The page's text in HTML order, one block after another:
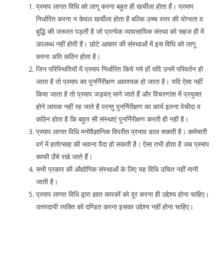
प्रमाप लागत विधि को लागू करना बहुत ही खर्चीला होता हैं। प्रमाप
निर्धारित करना न केवल खर्चीला होता है बल्कि उच्च स्तर की योग्यता व
बुद्धि की जरूरत पड़ती है जो प्रत्येक व्यावसायिक संस्था को सहज ही में
उपलब्ध नहीं होती हैं। छोटे आकार की संस्थाओं में इस विधि को लागू
करना अति कठिन होता है।
जिन परिस्थितियों में प्रमाप निर्धारित किये गये हों यदि उनमें परिवर्तन हो
जाता है तो प्रमाप का पुनर्निरीक्षण आवश्यक हो जाता है। यदि ऐसा नहीं
किया जाता है तो प्रमाप जड़वत् माने जाते हैं और विचरणांश में प्रयुक्त
होने लायक नहीं रह जाते है परन्तु पुनर्निरीक्षण का कार्य इतना पेचीदा व
कठिन होता है कि बहुत सी संस्थाएं पुनर्निरीक्षण करती ही नहीं है।
प्रमाप लागत विधि मनोवैज्ञानिक विपरीत प्रभाव डाल सकती है। कर्मचारी
वर्ग में हतोत्साह की भावना पैदा हो सकती है। ऐसा तभी होता है जब प्रमाप
काफी उँचे रखे जाते हैं।
सभी प्रकार की औद्योगिक संस्थाओं के लिए यह विधि उचित नहीं मानी
जाती है।
प्रमाप लागत विधि द्वारा ज्ञात कारकों को दूर करना ही उद्देश्य होना चाहिए।
उत्तरदायी व्यक्ति को दण्डित करना इसका उद्देश्य नहीं होना चाहिए।